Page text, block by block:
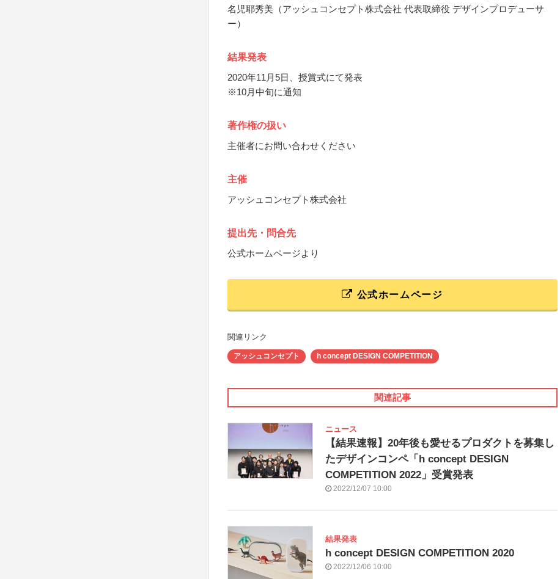
名児耶秀美（アッシュコンセプト株式会社 代表取締役 デザインプロデューサ
ー）
結果発表
2020年11月5日、授賞式にて発表
※10月中旬に通知
著作権の扱い
主催者にお問い合わせください
主催
アッシュコンセプト株式会社
提出先・問合先
公式ホームページより
公式ホームページ
関連リンク
アッシュコンセプト h concept DESIGN COMPETITION
関連記事
ニュース
【結果速報】20年後も愛せるプロダクトを募集し
たデザインコンペ「h concept DESIGN
COMPETITION 2022」受賞発表
2022/12/07 10:00
結果発表
h concept DESIGN COMPETITION 2020
2022/12/06 10:00